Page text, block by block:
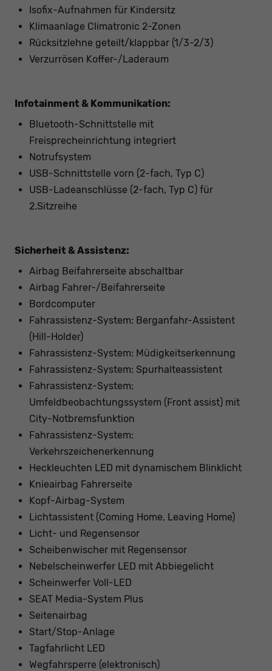
Isofix-Aufnahmen für Kindersitz
Klimaanlage Climatronic 2-Zonen
Rücksitzlehne geteilt/klappbar (1/3-2/3)
Verzurrösen Koffer-/Laderaum
Infotainment & Kommunikation:
Bluetooth-Schnittstelle mit
Freisprecheinrichtung integriert
Notrufsystem
USB-Schnittstelle vorn (2-fach, Typ C)
USB-Ladeanschlüsse (2-fach, Typ C) für
2.Sitzreihe
Sicherheit & Assistenz:
Airbag Beifahrerseite abschaltbar
Airbag Fahrer-/Beifahrerseite
Bordcomputer
Fahrassistenz-System: Berganfahr-Assistent
(Hill-Holder)
Fahrassistenz-System: Müdigkeitserkennung
Fahrassistenz-System: Spurhalteassistent
Fahrassistenz-System:
Umfeldbeobachtungssystem (Front assist) mit
City-Notbremsfunktion
Fahrassistenz-System:
Verkehrszeichenerkennung
Heckleuchten LED mit dynamischem Blinklicht
Knieairbag Fahrerseite
Kopf-Airbag-System
Lichtassistent (Coming Home, Leaving Home)
Licht- und Regensensor
Scheibenwischer mit Regensensor
Nebelscheinwerfer LED mit Abbiegelicht
Scheinwerfer Voll-LED
SEAT Media-System Plus
Seitenairbag
Start/Stop-Anlage
Tagfahrlicht LED
Wegfahrsperre (elektronisch)